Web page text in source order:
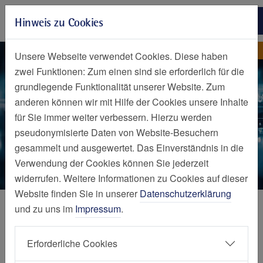
Zur Hauptnavigation springen
Zum Seiteninhalt springen
Zum Seitenende springen
CTR OrthOCTR OrthO
Ihre Gesundheit und Mobilität
stehen bei uns im Mittelpunkt -
Hinweis zu Cookies
Unsere Webseite verwendet Cookies. Diese haben
zwei Funktionen: Zum einen sind sie erforderlich für die
grundlegende Funktionalität unserer Website. Zum
anderen können wir mit Hilfe der Cookies unsere Inhalte
für Sie immer weiter verbessern. Hierzu werden
pseudonymisierte Daten von Website-Besuchern
gesammelt und ausgewertet. Das Einverständnis in die
Verwendung der Cookies können Sie jederzeit
widerrufen. Weitere Informationen zu Cookies auf dieser
Website finden Sie in unserer Datenschutzerklärung
und zu uns im Impressum.
Erforderliche Cookies